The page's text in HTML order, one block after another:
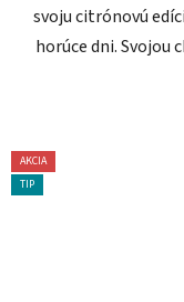
svoju citrónovú
horúce dni. Svojou
AKCIA
TIP